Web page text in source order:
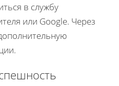
в службу
или Google. Через